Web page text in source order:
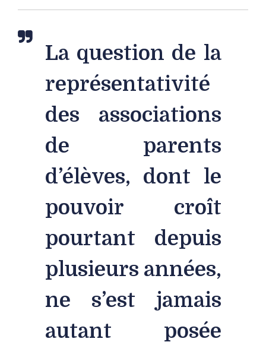
La question de la
représentativité
des associations
de parents
d’élèves, dont le
pouvoir croît
pourtant depuis
plusieurs années,
ne s’est jamais
autant posée